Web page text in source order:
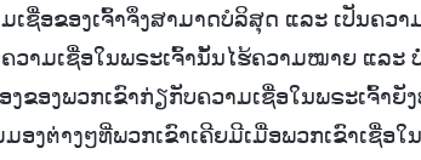
ຊື່ອຂອງເຈົ້າຈຶ່ງສາມາດບໍລິສຸດ ແລະ ເປັນຄວາ
າມເຊື່ອໃນພຣະເຈົ້ານັ້ນໄຮ້ຄວາມໝາຍ ແລະ
ຂອງພວກເຂົາກ່ຽກັບຄວາມເຊື່ອໃນພຣະເຈົ້າຍັ
ອງຕ່າງໆທີ່ພວກເຂົາເຄີຍມີເມື່ອພວກເຂົາເຊື່ອໃ